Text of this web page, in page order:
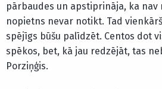
pārbaudes un apstiprināja, ka nav
nopietns nevar notikt. Tad
spējīgs būšu palīdzēt. Centos dot
spēkos, bet, kā jau redzējāt, tas
Porziņģis.